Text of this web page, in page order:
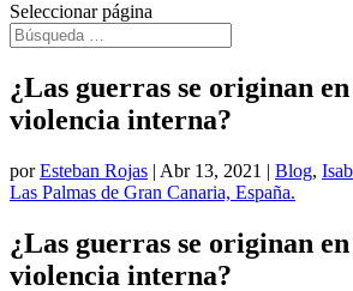
Seleccionar página
​¿Las guerras se originan
violencia interna?
porEsteban Rojas | Abr 13, 2021 | Blog,
Las Palmas de Gran Canaria, España.
​¿Las guerras se originan
violencia interna?